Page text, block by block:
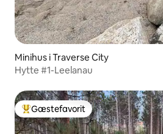
Minihus i Traverse City
Hytte #1-Leelanau
Bedste gæstefavorit
Gæstefavorit